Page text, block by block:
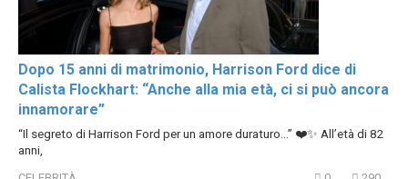
Dopo 15 anni di matrimonio, Harrison Ford dice di
Calista Flockhart: “Anche alla mia età, ci si può ancora
innamorare”
“Il segreto di Harrison Ford per un amore duraturo…” ❤️✨ All’età di 82
anni,